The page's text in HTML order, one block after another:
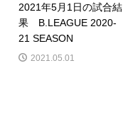
2021年5月1日の試合結
果 B.LEAGUE 2020-
21 SEASON
2021.05.01